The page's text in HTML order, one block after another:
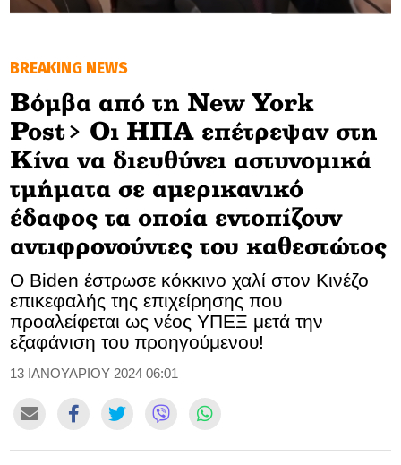
SOOZIE’S FRIENDS
CULTURE
TASTELAND
TECH
HEALTH
MEDIALAND
DRIVE
SPORTS
BREAKING NEWS
Βόμβα από τη New York
Post> Οι ΗΠΑ επέτρεψαν στη
Κίνα να διευθύνει αστυνομικά
τμήματα σε αμερικανικό
έδαφος τα οποία εντοπίζουν
αντιφρονούντες του καθεστώτος
Ο Biden έστρωσε κόκκινο χαλί στον Κινέζο
επικεφαλής της επιχείρησης που
προαλείφεται ως νέος ΥΠΕΞ μετά την
εξαφάνιση του προηγούμενου!
13 ΙΑΝΟΥΑΡΙΟΥ 2024 06:01